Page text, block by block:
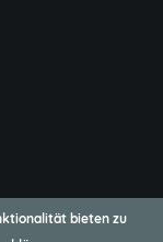
bieten zu